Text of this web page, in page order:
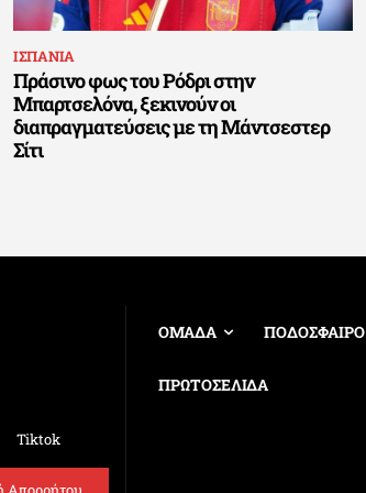
ΙΣΠΑΝΙΑ
Πράσινο φως του Ρόδρι στην
Μπαρτσελόνα, ξεκινούν οι
διαπραγματεύσεις με τη Μάντσεστερ
Σίτι
Tiktok
ΟΜΑΔΑ ΠΟΔΟΣΦΑΙΡΟ
ΠΡΩΤΟΣΕΛΙΔΑ